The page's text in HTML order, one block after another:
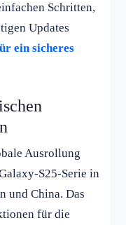
Schritten,
Updates
ein sicheres
Ausrollung
S25-Serie in
und China. Das
für die